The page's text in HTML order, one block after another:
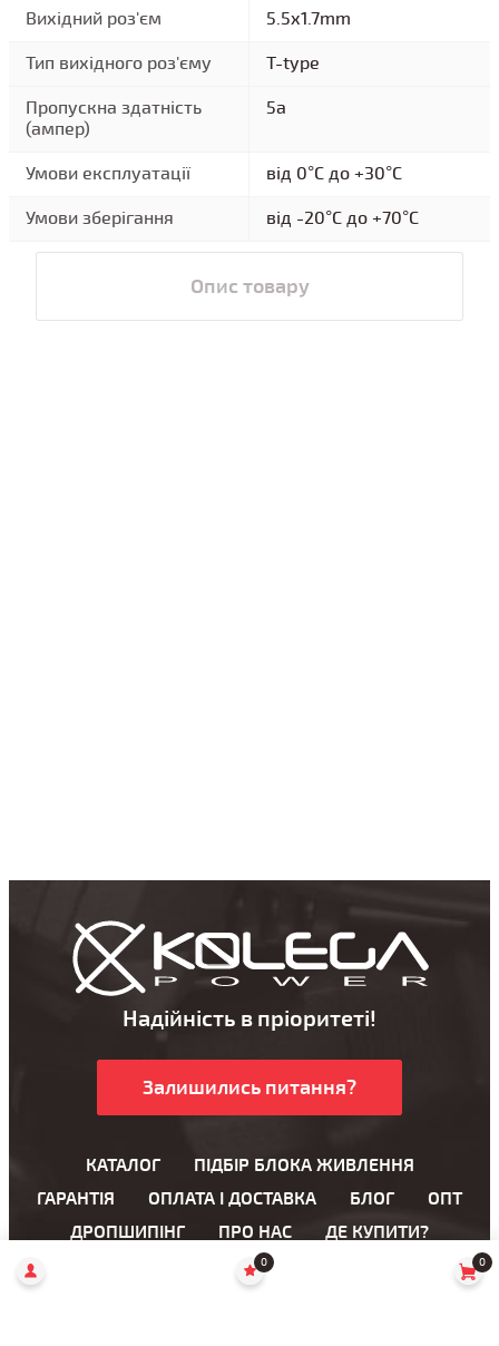
0 0
Вихідний роз'єм
5.5x1.7mm
Тип вихідного роз'єму
T-type
Пропускна здатність
(ампер)
5a
Умови експлуатації
від 0°C до +30°C
Умови зберігання
від -20°C до +70°C
Опис товару
Надійність в пріоритеті!
Залишились питання?
КАТАЛОГ
ПІДБІР БЛОКА ЖИВЛЕННЯ
ГАРАНТІЯ
ОПЛАТА І ДОСТАВКА БЛОГ
ОПТ
ДРОПШИПІНГ
ПРО НАС ДЕ КУПИТИ?
Блоки живлення для ноутбука